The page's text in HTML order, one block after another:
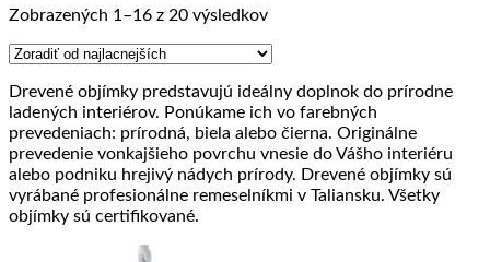
Zobrazených 1–16 z 20 výsledkovZoradené
ceny:
najnižšej
po
najvyššiu
Drevené objímky predstavujú ideálny doplnok do prírodne
ladených interiérov. Ponúkame ich vo farebných
prevedeniach: prírodná, biela alebo čierna. Originálne
prevedenie vonkajšieho povrchu vnesie do Vášho interiéru
alebo podniku hrejivý nádych prírody. Drevené objímky sú
vyrábané profesionálne remeselníkmi v Taliansku. Všetky
objímky sú certifikované.